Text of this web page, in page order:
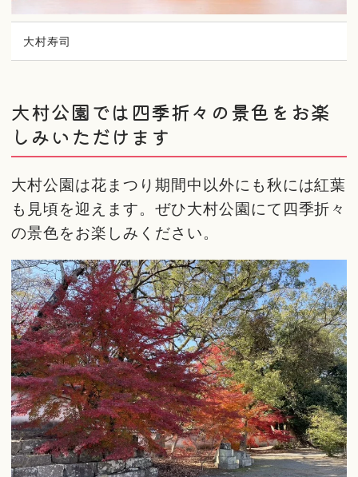
大村寿司
大村公園では四季折々の景色をお楽
しみいただけます
大村公園は花まつり期間中以外にも秋には紅葉
も見頃を迎えます。ぜひ大村公園にて四季折々
の景色をお楽しみください。